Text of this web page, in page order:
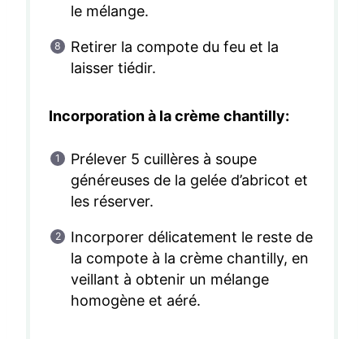
le mélange.
Retirer la compote du feu et la
laisser tiédir.
Incorporation à la crème chantilly:
Prélever 5 cuillères à soupe
généreuses de la gelée d’abricot et
les réserver.
Incorporer délicatement le reste de
la compote à la crème chantilly, en
veillant à obtenir un mélange
homogène et aéré.